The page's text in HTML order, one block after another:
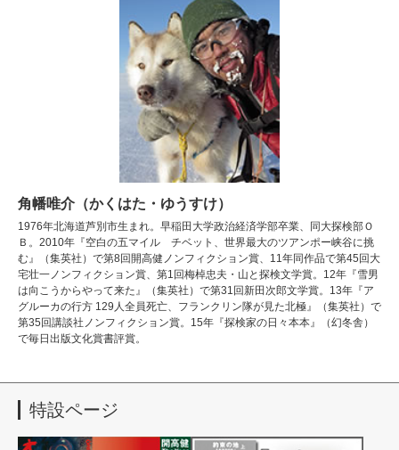
角幡唯介（かくはた・ゆうすけ）
1976年北海道芦別市生まれ。早稲田大学政治経済学部卒業、同大探検部Ｏ
Ｂ。2010年『空白の五マイル チベット、世界最大のツアンポー峡谷に挑
む』（集英社）で第8回開高健ノンフィクション賞、11年同作品で第45回大
宅壮一ノンフィクション賞、第1回梅棹忠夫・山と探検文学賞。12年『雪男
は向こうからやって来た』（集英社）で第31回新田次郎文学賞。13年『ア
グルーカの行方 129人全員死亡、フランクリン隊が見た北極』（集英社）で
第35回講談社ノンフィクション賞。15年『探検家の日々本本』（幻冬舎）
で毎日出版文化賞書評賞。
特設ページ